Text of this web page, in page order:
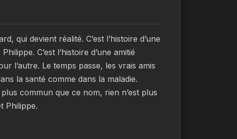
qui devient réalité. C’est l’histoire d’une
C’est l’histoire d’une amitié
l’autre. Le temps passe, les vrais amis
la santé comme dans la maladie.
commun que ce nom, rien n’est plus
Philippe.